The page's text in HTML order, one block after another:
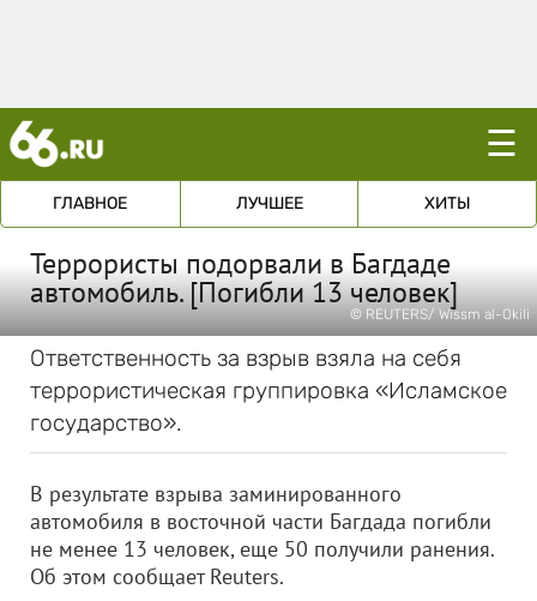
☰
ГЛАВНОЕ ЛУЧШЕЕ ХИТЫ
Террористы подорвали в Багдаде
автомобиль. [Погибли 13 человек]
© REUTERS/ Wissm al-Okili
Ответственность за взрыв взяла на себя
террористическая группировка «Исламское
государство».
В результате взрыва заминированного
автомобиля в восточной части Багдада погибли
не менее 13 человек, еще 50 получили ранения.
Об этом сообщает Reuters.